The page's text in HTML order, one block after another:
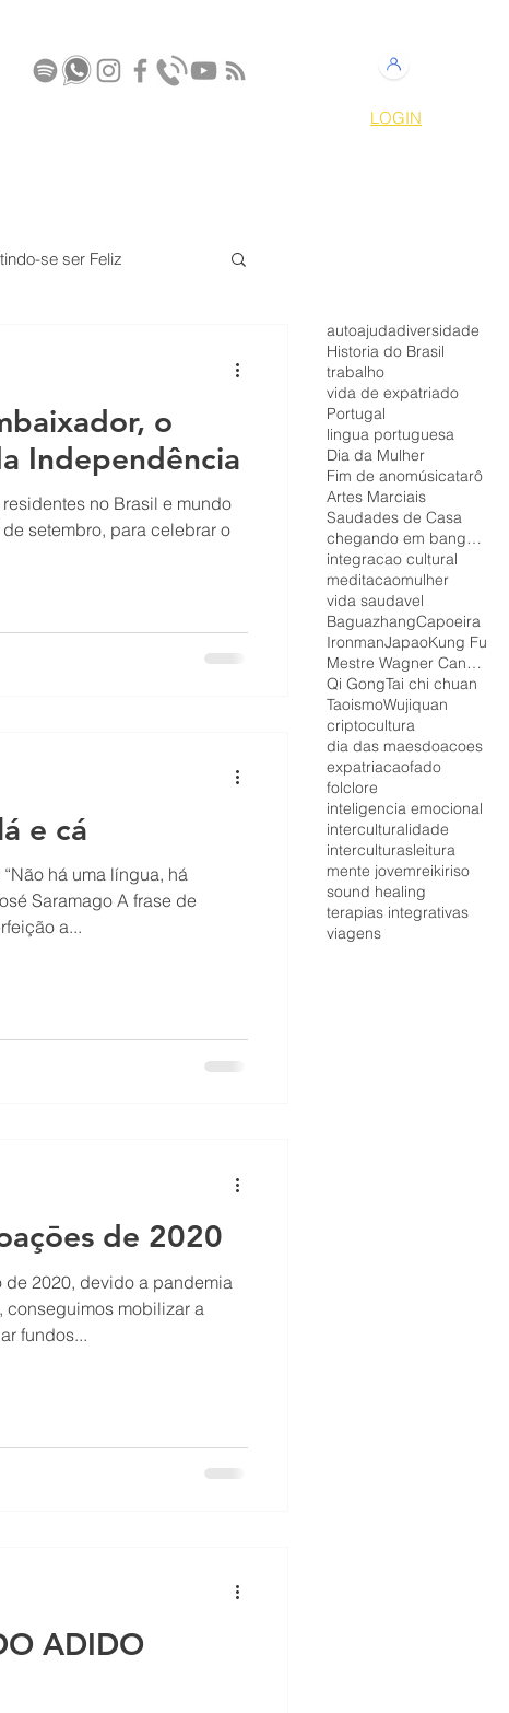
LOGIN
se ser Feliz
o
Independência
e cá
há uma língua, há
Saramago A frase de
a...
de 2020
de 2020, devido a pandemia
conseguimos mobilizar a
fundos...
ADIDO
autoajudadiversidade
Historia do Brasil
trabalho
vida de expatriado
Portugal
lingua portuguesa
Dia da Mulher
Fim de anomúsicatarô
Artes Marciais
Saudades de Casa
chegando em bangkok
integracao cultural
meditacaomulher
vida saudavel
BaguazhangCapoeira
IronmanJapaoKung Fu
Mestre Wagner Canalonga
Qi GongTai chi chuan
TaoismoWujiquan
criptocultura
dia das maesdoacoes
expatriacaofado
folclore
inteligencia emocional
interculturalidade
interculturasleitura
mente jovemreikiriso
sound healing
terapias integrativas
viagens